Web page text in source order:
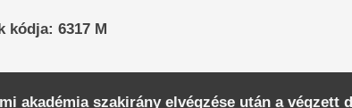
kódja: 6317 M
akadémia szakirány elvégzése után a végzett